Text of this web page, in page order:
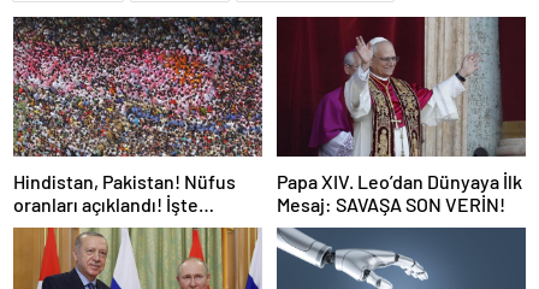
Hindistan, Pakistan! Nüfus
oranları açıklandı! İşte
Dünyanın en kalabalık ülkesi!
Dünya haritası ülkeler!
Papa XIV. Leo’dan Dünyaya İlk
Mesaj: SAVAŞA SON VERİN!